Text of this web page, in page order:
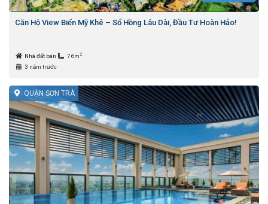
Căn Hộ View Biển Mỹ Khê – Sổ Hồng Lâu Dài, Đầu Tư Hoàn Hảo!
Nhà đất bán 76m 2
3 năm trước
QUẬN SƠN TRÀ